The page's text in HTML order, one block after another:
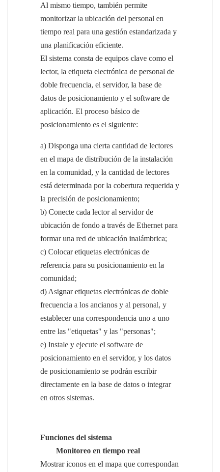
magyar
Al mismo tiempo, también permite
monitorizar la ubicación del personal en
tiempo real para una gestión estandarizada y
una planificación eficiente.
El sistema consta de equipos clave como el
lector, la etiqueta electrónica de personal de
doble frecuencia, el servidor, la base de
datos de posicionamiento y el software de
aplicación. El proceso básico de
posicionamiento es el siguiente:
a) Disponga una cierta cantidad de lectores
en el mapa de distribución de la instalación
en la comunidad, y la cantidad de lectores
está determinada por la cobertura requerida y
la precisión de posicionamiento;
b) Conecte cada lector al servidor de
ubicación de fondo a través de Ethernet para
formar una red de ubicación inalámbrica;
c) Colocar etiquetas electrónicas de
referencia para su posicionamiento en la
comunidad;
d) Asignar etiquetas electrónicas de doble
frecuencia a los ancianos y al personal, y
establecer una correspondencia uno a uno
entre las "etiquetas" y las "personas";
e) Instale y ejecute el software de
posicionamiento en el servidor, y los datos
de posicionamiento se podrán escribir
directamente en la base de datos o integrar
en otros sistemas.
Funciones del sistema
Monitoreo en tiempo real
Mostrar iconos en el mapa que correspondan